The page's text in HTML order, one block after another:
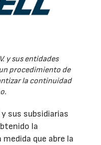
y sus entidades
procedimiento de
la continuidad
y sus subsidiarias
la
que abre la